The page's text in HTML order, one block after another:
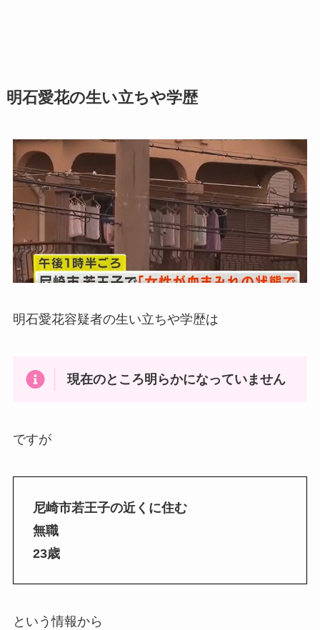
明石愛花の生い立ちや学歴
明石愛花容疑者の生い立ちや学歴は
現在のところ明らかになっていません
ですが
尼崎市若王子の近くに住む
無職
23歳
という情報から